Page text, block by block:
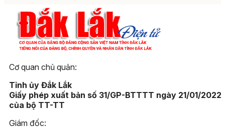
Cơ quan chủ quản:
Tỉnh ủy Đắk Lắk
Giấy phép xuất bản số 31/GP-BTTTT ngày 21/01/2022
của bộ TT-TT
Giám đốc: